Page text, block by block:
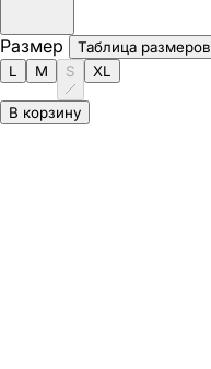
Размер
Таблица размеров
L
M S XL
В корзину